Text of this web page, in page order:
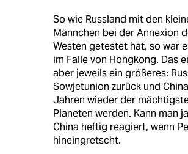
So wie Russland mit den
Männchen bei der Annexion
Westen getestet hat, so war
im Falle von Hongkong. Das
aber jeweils ein größeres:
Sowjetunion zurück und
Jahren wieder der
Planeten werden. Kann man
China heftig reagiert, wenn
hineingretscht.